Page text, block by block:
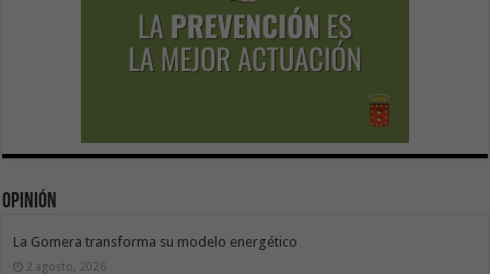
Opinión
La Gomera transforma su modelo energético
2 agosto, 2026